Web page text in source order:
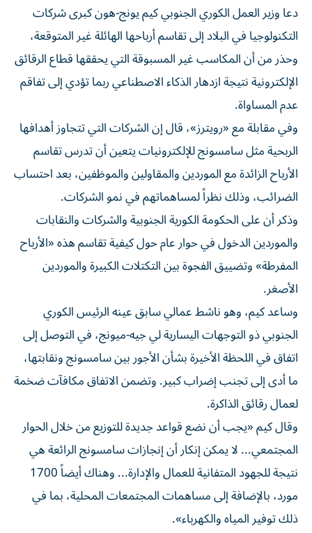
دعا وزير العمل الكوري الجنوبي كيم يونج-هون كبرى شركات
التكنولوجيا ‌في البلاد إلى تقاسم أرباحها الهائلة غير المتوقعة، ​
وحذر ⁠من أن المكاسب غير ‌المسبوقة التي يحققها قطاع ‌الرقائق
الإلكترونية نتيجة ازدهار الذكاء الاصطناعي ربما تؤدي إلى تفاقم
عدم المساواة.
وفي مقابلة ‌مع «رويترز»، قال إن الشركات التي ⁠تتجاوز أهدافها
الربحية مثل سامسونج للإلكترونيات يتعين أن تدرس تقاسم
الأرباح الزائدة مع الموردين والمقاولين والموظفين، بعد احتساب
الضرائب، وذلك نظراً لمساهماتهم في نمو الشركات.
وذكر أن على الحكومة ​الكورية الجنوبية والشركات والنقابات
والموردين الدخول في ‌حوار عام حول كيفية تقاسم هذه «الأرباح
المفرطة» وتضييق الفجوة بين التكتلات الكبيرة والموردين
⁠الأصغر.
وساعد كيم، وهو ناشط عمالي سابق عينه الرئيس الكوري
الجنوبي ذو التوجهات اليسارية لي جيه-ميونج، ​في ‌التوصل إلى
اتفاق في اللحظة الأخيرة ‌بشأن الأجور بين سامسونج ونقابتها،
ما أدى إلى تجنب إضراب كبير. وتضمن الاتفاق مكافآت ضخمة
‌لعمال رقائق ‌الذاكرة.
وقال كيم «يجب أن ⁠نضع قواعد جديدة للتوزيع من ‌خلال الحوار
المجتمعي... لا يمكن إنكار أن إنجازات سامسونج الرائعة هي
⁠نتيجة للجهود المتفانية للعمال والإدارة... وهناك ​أيضاً 1700
مورد، بالإضافة إلى مساهمات المجتمعات المحلية، بما في
ذلك توفير ⁠المياه والكهرباء».